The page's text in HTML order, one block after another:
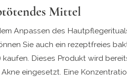
Mittel
Anpassen des
Sie auch ein rezeptfreies
kaufen. Dieses Produkt wird
eingesetzt. Eine